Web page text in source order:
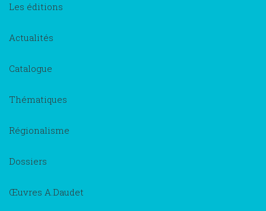
Les éditions
Actualités
Catalogue
Thématiques
Régionalisme
Dossiers
Œuvres A.Daudet